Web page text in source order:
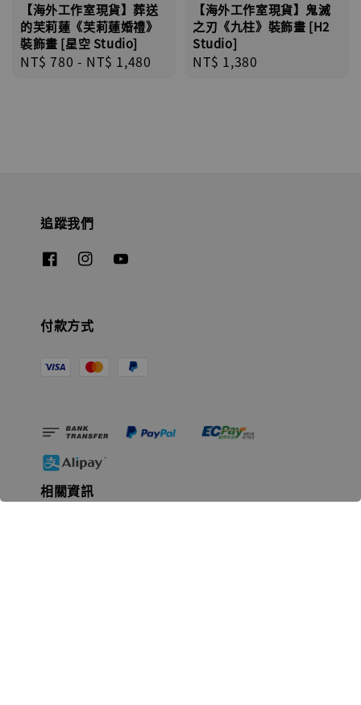
【海外工作室現貨】葬送
的芙莉蓮《芙莉蓮婚禮》
裝飾畫 [星空 Studio]
Regular
NT$ 780 - NT$ 1,480
【海外工作室現貨】鬼滅
之刃《九柱》裝飾畫 [H2
Studio]
Regular
NT$ 1,380
追蹤我們
付款方式
相關資訊